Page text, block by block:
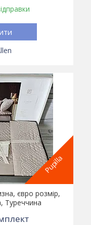
Pupilla
євро розмір,
Туреччина